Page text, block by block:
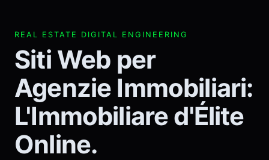
REAL ESTATE DIGITAL ENGINEERING
Siti Web per
Agenzie Immobiliari:
L'Immobiliare d'Élite
Online.